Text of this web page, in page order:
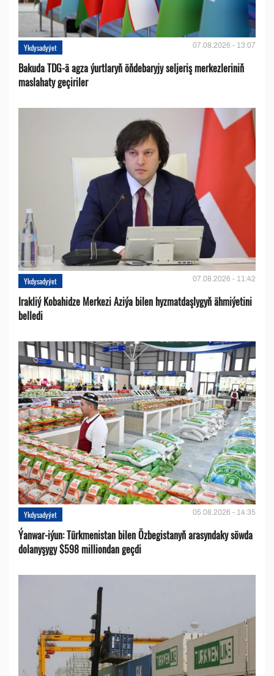
Ykdysadyýet 07.08.2026 - 13:07
Bakuda TDG-ä agza ýurtlaryň öňdebaryjy seljeriş merkezleriniň
maslahaty geçiriler
Ykdysadyýet 07.08.2026 - 11:42
Irakliý Kobahidze Merkezi Aziýa bilen hyzmatdaşlygyň ähmiýetini
belledi
Ykdysadyýet 05.08.2026 - 14:35
Ýanwar-iýun: Türkmenistan bilen Özbegistanyň arasyndaky söwda
dolanyşygy $598 milliondan geçdi